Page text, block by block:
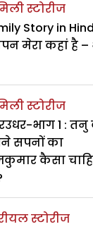
स्टोरीज
Story in
मेरा कहां है –
स्टोरीज
भाग 1 : तनु
सपनों का
कैसा
स्टोरीज